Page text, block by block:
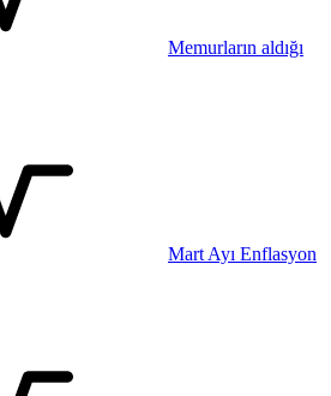
Memurların aldığı
Mart Ayı Enflasyon